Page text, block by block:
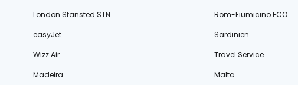
London Stansted STN
Rom-Fiumicino FCO
easyJet
Sardinien
Wizz Air
Travel Service
Madeira
Malta